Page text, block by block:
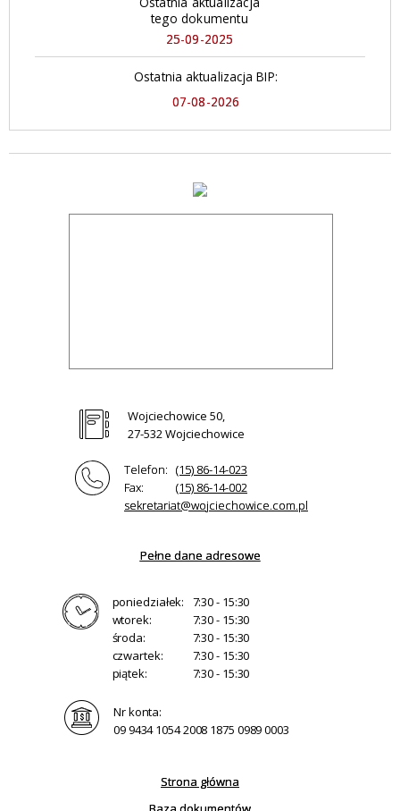
tego dokumentu
25-09-2025
Ostatnia aktualizacja BIP:
07-08-2026
Wojciechowice 50,
27-532 Wojciechowice
Telefon: (15) 86-14-023
Fax:
(15) 86-14-002
sekretariat@wojciechowice.com.pl
Pełne dane adresowe
poniedziałek:
7:30 - 15:30
wtorek:
7:30 - 15:30
środa:
7:30 - 15:30
czwartek:
7:30 - 15:30
piątek:
7:30 - 15:30
Nr konta:
09 9434 1054 2008 1875 0989 0003
Strona główna